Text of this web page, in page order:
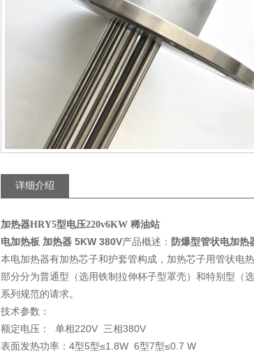
详细介绍
加热器HRY5型电压220v6KW 稀油站
电加热板 加热器 5KW 380V产品概述： 防爆型管状电加
本电加热器有加热芯子和护套管构成，加热芯子用管状电
部分分为普通型（选用铁制拉伸杯子型罩壳）和特别型（
系列规范的请求。
技术参数：
额定电压： 单相220V 三相380V
表面发热功率：4型5型≤1.8W 6型7型≤0.7 W